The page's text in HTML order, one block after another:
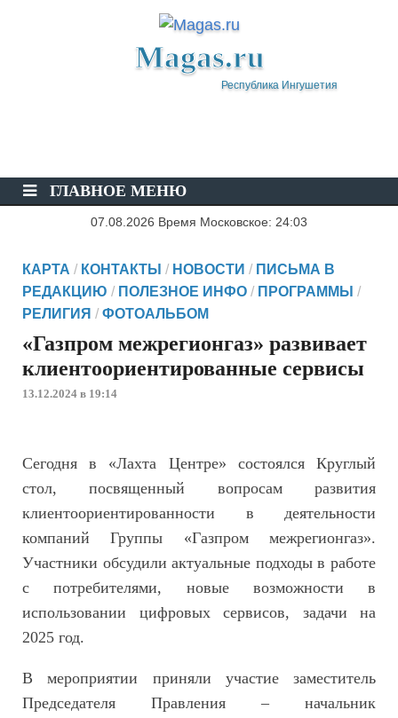
Magas.ru
Республика Ингушетия
ГЛАВНОЕ МЕНЮ
07.08.2026 Время Московское: 24:03
КАРТА / КОНТАКТЫ / НОВОСТИ / ПИСЬМА В
РЕДАКЦИЮ / ПОЛЕЗНОЕ ИНФО / ПРОГРАММЫ /
РЕЛИГИЯ / ФОТОАЛЬБОМ
«Газпром межрегионгаз» развивает
клиентоориентированные сервисы
13.12.2024 в 19:14
Сегодня в «Лахта Центре» состоялся Круглый
стол, посвященный вопросам развития
клиентоориентированности в деятельности
компаний Группы «Газпром межрегионгаз».
Участники обсудили актуальные подходы в работе
с потребителями, новые возможности в
использовании цифровых сервисов, задачи на
2025 год.
В мероприятии приняли участие заместитель
Председателя Правления – начальник